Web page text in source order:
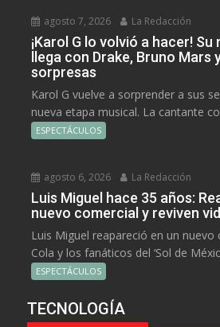
agosto 7, 2026 La Redacción
¡Karol G lo volvió a hacer! Su
llega con Drake, Bruno Mars
sorpresas
Karol G vuelve a sorprender a sus
nueva etapa musical. La cantante
ESPECTÁCULOS
agosto 6, 2026 La Redacción
Luis Miguel hace 35 años:
nuevo comercial y reviven
Luis Miguel reapareció en un nuevo
Cola y los fanáticos del ‘Sol de
ESPECTÁCULOS
TECNOLOGÍA